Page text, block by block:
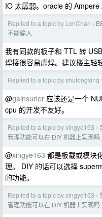
IO 太孱弱。oracle 的 Ampere
Replied to a topic by LxnChan ›
不能输入
我有同款的板子和 TTL 转
焊接很容易虚焊。建议楼主轻
Replied to a topic by shutongxinq ›
@gainsurier 应该还是一个
cpu 的开发不友好。
Replied to a topic by xingye163 ›
管理功能可以在 DIY 机器上实现吗
@xingye163 都是板载或模块
理。 DIY 的话可以选择
的功能。
Replied to a topic by xingye163 ›
管理功能可以在 DIY 机器上实现吗